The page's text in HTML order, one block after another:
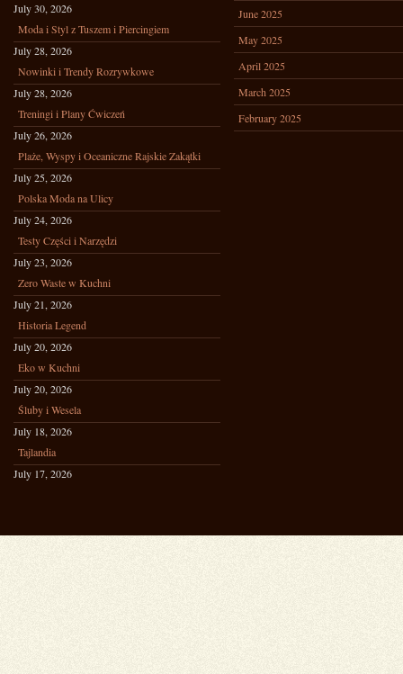
July 30, 2026
Moda i Styl z Tuszem i Piercingiem
July 28, 2026
Nowinki i Trendy Rozrywkowe
July 28, 2026
Treningi i Plany Ćwiczeń
July 26, 2026
Plaże, Wyspy i Oceaniczne Rajskie Zakątki
July 25, 2026
Polska Moda na Ulicy
July 24, 2026
Testy Części i Narzędzi
July 23, 2026
Zero Waste w Kuchni
July 21, 2026
Historia Legend
July 20, 2026
Eko w Kuchni
July 20, 2026
Śluby i Wesela
July 18, 2026
Tajlandia
July 17, 2026
June 2025
May 2025
April 2025
March 2025
February 2025